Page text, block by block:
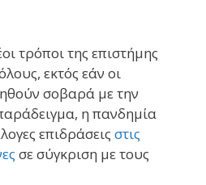
τρόποι της επιστήμης
εκτός εάν οι
σοβαρά με την
η πανδημία
επιδράσεις στις
σε σύγκριση με τους